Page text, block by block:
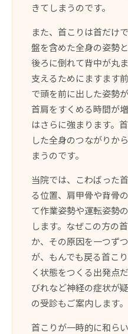
きてしまうのです。
また、首こりは首だけ
盤を含めた全身の姿勢
後ろに倒れて背中が丸
支えるためにますます
で頭を前に出した姿勢
首肩をすくめる時間が
はさらに強まります。
した全身のつながりか
まうのです。
当院では、こわばった
る位置、肩甲骨や背骨
て作業姿勢や運転姿勢
します。なぜこの方の
か、その原因を一つず
が、もんでも戻る首こ
く状態をつくる出発点
びれなど神経の症状が
の受診もご案内します。
首こりが一時的に和ら